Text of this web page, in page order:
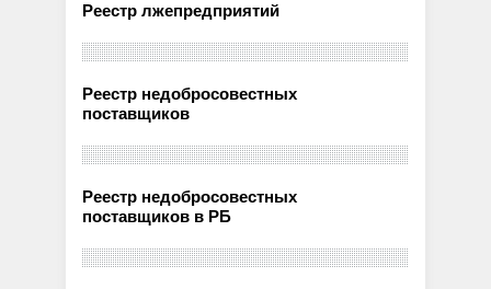
Реестр лжепредприятий
Реестр недобросовестных
поставщиков
Реестр недобросовестных
поставщиков в РБ